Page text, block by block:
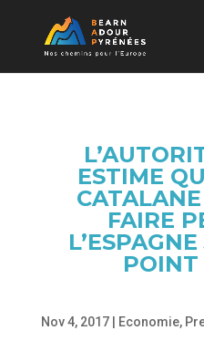
ESTIME
FAIRE
Nov 4, 2017| Economie,